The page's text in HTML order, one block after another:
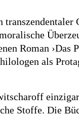
Roman ›Das
als
Stoffe. Die